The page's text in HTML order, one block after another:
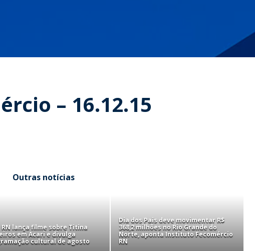
– 16.12.15
Outras notícias
RN lança filme sobre Titina
em Acari e divulga
cultural de agosto
Dia dos Pais deve movimentar R$
368,2 milhões no Rio Grande do
Norte, aponta Instituto Fecomércio
RN